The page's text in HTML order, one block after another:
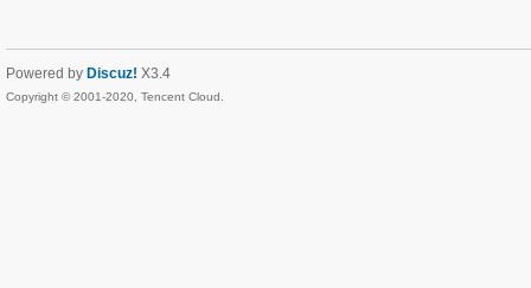
Powered by Discuz! X3.4
Copyright © 2001-2020, Tencent Cloud.